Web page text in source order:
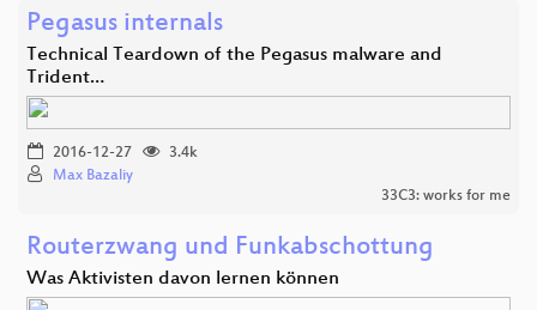
Pegasus internals
Technical Teardown of the Pegasus malware and
Trident…
2016-12-27
3.4k
Max Bazaliy
33C3: works for me
Routerzwang und Funkabschottung
Was Aktivisten davon lernen können